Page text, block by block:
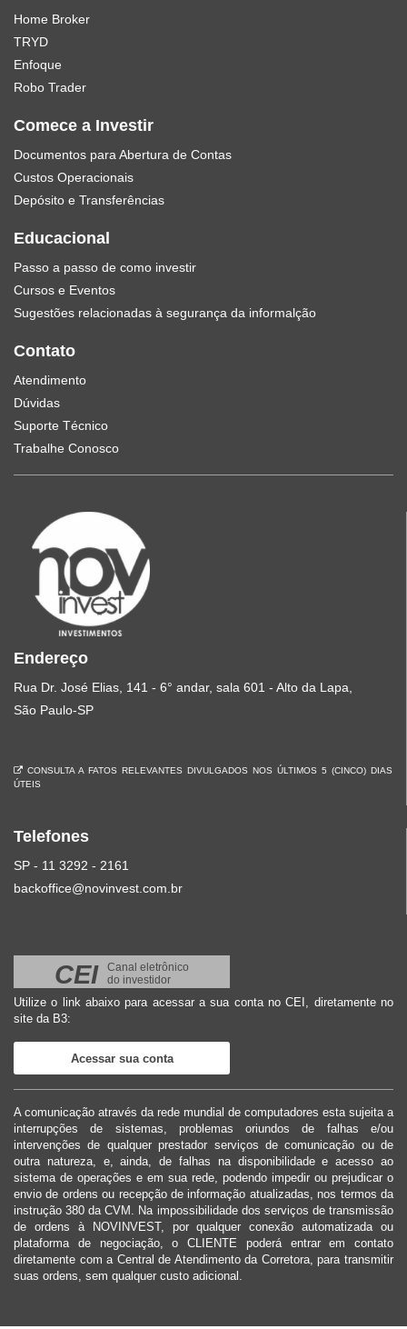
Home Broker
TRYD
Enfoque
Robo Trader
Comece a Investir
Documentos para Abertura de Contas
Custos Operacionais
Depósito e Transferências
Educacional
Passo a passo de como investir
Cursos e Eventos
Sugestões relacionadas à segurança da informalção
Contato
Atendimento
Dúvidas
Suporte Técnico
Trabalhe Conosco
Endereço
Rua Dr. José Elias, 141 - 6° andar, sala 601 - Alto da Lapa,
São Paulo-SP
CONSULTA A FATOS RELEVANTES DIVULGADOS NOS ÚLTIMOS 5 (CINCO) DIAS
ÚTEIS
Telefones
SP - 11 3292 - 2161
backoffice@novinvest.com.br
CEI
Canal eletrônico
do investidor
Utilize o link abaixo para acessar a sua conta no CEI, diretamente no
site da B3:
Acessar sua conta
A comunicação através da rede mundial de computadores esta sujeita a
interrupções de sistemas, problemas oriundos de falhas e/ou
intervenções de qualquer prestador serviços de comunicação ou de
outra natureza, e, ainda, de falhas na disponibilidade e acesso ao
sistema de operações e em sua rede, podendo impedir ou prejudicar o
envio de ordens ou recepção de informação atualizadas, nos termos da
instrução 380 da CVM. Na impossibilidade dos serviços de transmissão
de ordens à NOVINVEST, por qualquer conexão automatizada ou
plataforma de negociação, o CLIENTE poderá entrar em contato
diretamente com a Central de Atendimento da Corretora, para transmitir
suas ordens, sem qualquer custo adicional.